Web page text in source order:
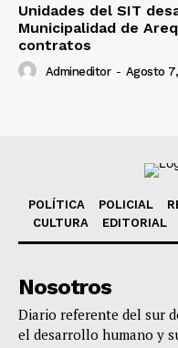
Unidades del SIT
Municipalidad de
contratos
Admineditor - Agosto
POLÍTICA POLICIAL
CULTURA
EDITORIAL
Nosotros
Diario referente del sur
el desarrollo humano y